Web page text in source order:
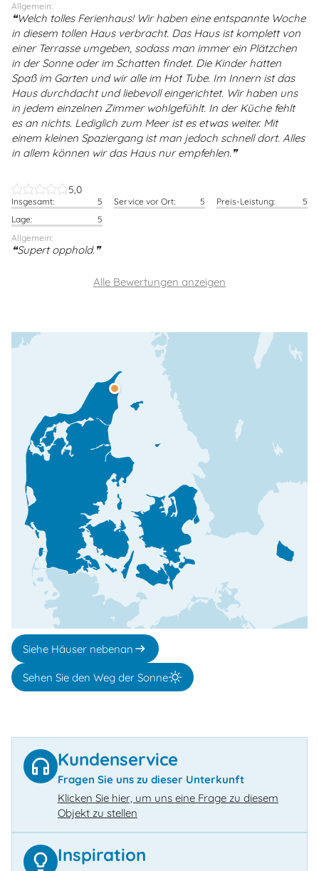
Allgemein:
Welch tolles Ferienhaus! Wir haben eine entspannte Woche
in diesem tollen Haus verbracht. Das Haus ist komplett von
einer Terrasse umgeben, sodass man immer ein Plätzchen
in der Sonne oder im Schatten findet. Die Kinder hatten
Spaß im Garten und wir alle im Hot Tube. Im Innern ist das
Haus durchdacht und liebevoll eingerichtet. Wir haben uns
in jedem einzelnen Zimmer wohlgefühlt. In der Küche fehlt
es an nichts. Lediglich zum Meer ist es etwas weiter. Mit
einem kleinen Spaziergang ist man jedoch schnell dort. Alles
in allem können wir das Haus nur empfehlen.
5,0
Insgesamt: 5 Service vor Ort: 5 Preis-Leistung:
5
Lage:
5
Allgemein:
Supert opphold.
Alle Bewertungen anzeigen
Siehe Häuser nebenan
Sehen Sie den Weg der Sonne
Kundenservice
Fragen Sie uns zu dieser Unterkunft
Klicken Sie hier, um uns eine Frage zu diesem
Objekt zu stellen
Inspiration